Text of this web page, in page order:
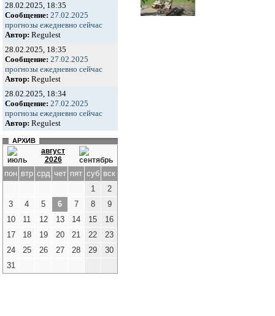
28.02.2025, 18:35
Сообщение: 27.02.2025
прогнозы ежедневно сейчас
Автор: Regulest
28.02.2025, 18:35
Сообщение: 27.02.2025
прогнозы ежедневно сейчас
Автор: Regulest
28.02.2025, 18:34
Сообщение: 27.02.2025
прогнозы ежедневно сейчас
Автор: Regulest
АРХИВ
август
2026
пон втр срд чет пят суб вск
1
2
3
4 5 6 7 8
9
10
11 12 13 14 15
16
17
18 19 20 21 22
23
24
25 26 27 28 29
30
31